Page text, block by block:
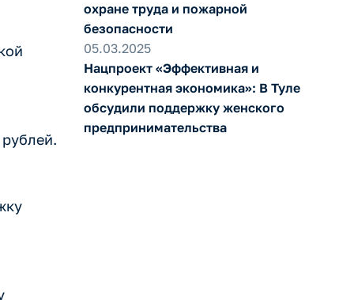
охране труда и пожарной
безопасности
05.03.2025
Нацпроект «Эффективная и
конкурентная экономика»: В Туле
обсудили поддержку женского
предпринимательства